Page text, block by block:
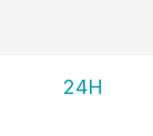
24H